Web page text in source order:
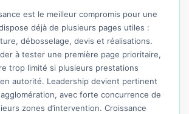
est le meilleur compromis pour une
déjà de plusieurs pages utiles :
débosselage, devis et réalisations.
à tester une première page prioritaire,
trop limité si plusieurs prestations
autorité. Leadership devient pertinent
avec forte concurrence de
zones d’intervention. Croissance